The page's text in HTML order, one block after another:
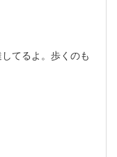
てるよ。歩くのも